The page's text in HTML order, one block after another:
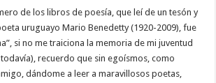
de los libros de poesía, que leí de un tesón y
uruguayo Mario Benedetty (1920-2009), fue
si no me traiciona la memoria de mi juventud
recuerdo que sin egoísmos, como
dándome a leer a maravillosos poetas,